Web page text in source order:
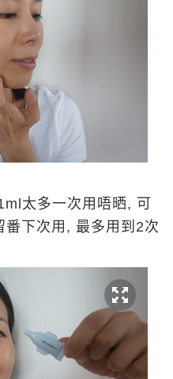
太多一次用唔晒, 可
下次用, 最多用到2次